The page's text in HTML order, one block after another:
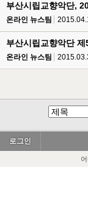
부산시립교향악단,
온라인 뉴스팀
부산시립교향악단
온라인 뉴스팀
로그인